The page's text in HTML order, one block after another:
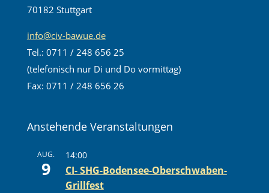
70182 Stuttgart
info@civ-bawue.de
Tel.: 0711 / 248 656 25
(telefonisch nur Di und Do vormittag)
Fax: 0711 / 248 656 26
Anstehende Veranstaltungen
AUG.
9
14:00
CI- SHG-Bodensee-Oberschwaben-
Grillfest